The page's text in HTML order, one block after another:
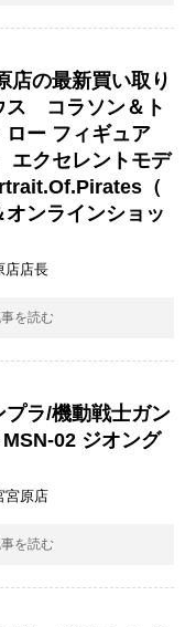
店の最新買い取り
ス コラソン＆ト
ロー ​フィギュア
エクセレントモデ
（​
ンラインショッ
店店長
を読む
プラ/機動戦士ガン
02 ​ジオング
宮原店
を読む